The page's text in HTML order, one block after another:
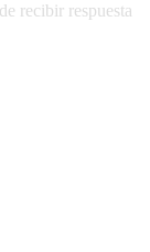
recibir respuesta